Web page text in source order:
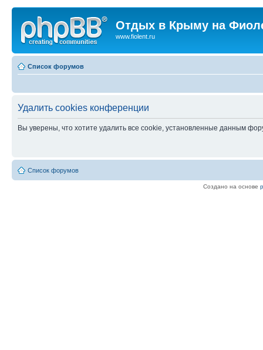
Отдых в Крыму на
www.fiolent.ru
Список форумов
Удалить cookies конференции
Вы уверены, что хотите удалить все cookie, установленные данным
Список форумов
Создано на основе